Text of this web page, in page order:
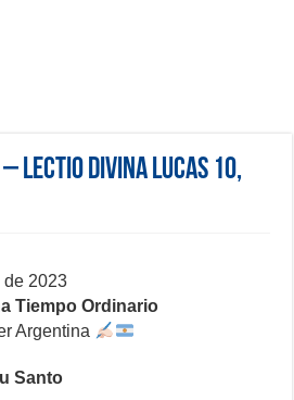
Lectio Divina Lucas 10,
de 2023
Tiempo Ordinario
Argentina
Santo